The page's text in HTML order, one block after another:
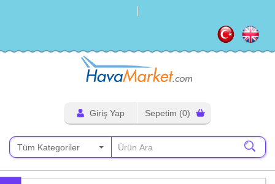
Giriş Yap Sepetim (0)
Tüm Kategoriler